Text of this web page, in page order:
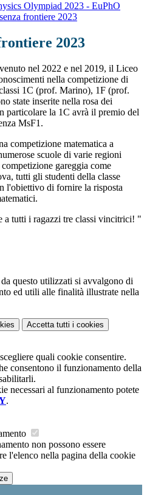
Olympiad 2023 - EuPhO
frontiere 2023
2023
nel 2022 e nel 2019, il Liceo
nella competizione di
1C (prof. Marino), 1F (prof.
state inserite nella rosa dei
particolare la 1C avrà il premio del
MsF1.
competizione matematica a
scuole di varie regioni
gareggia come
tutti gli studenti della classe
l'obiettivo di fornire la risposta
a tutti i ragazzi tre classi vincitrici! "
questo utilizzati si avvalgono di
ed utili alle finalità illustrate nella
Accetta tutti i cookies
quali cookie consentire.
consentono il funzionamento della
necessari al funzionamento potete
.
non possono essere
l'elenco nella pagina della cookie